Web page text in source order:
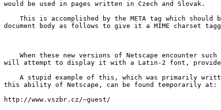
would be used in pages written in Czech and Slovak.
This is accomplished by the META tag which should
document body as follows to give it a MIME charset
When these new versions of Netscape encounter such
will attempt to display it with a Latin-2 font,
A stupid example of this, which was primarily
this ability of Netscape, can be found temporarily at:
http://www.vszbr.cz/~guest/